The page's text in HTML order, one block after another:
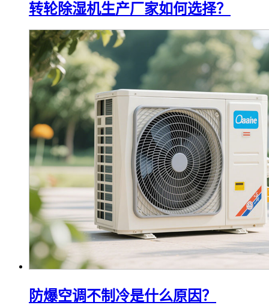
转轮除湿机生产厂家如何选择？
防爆空调不制冷是什么原因？